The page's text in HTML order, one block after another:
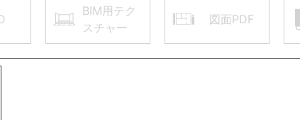
BIM用テク
スチャー
図面PDF